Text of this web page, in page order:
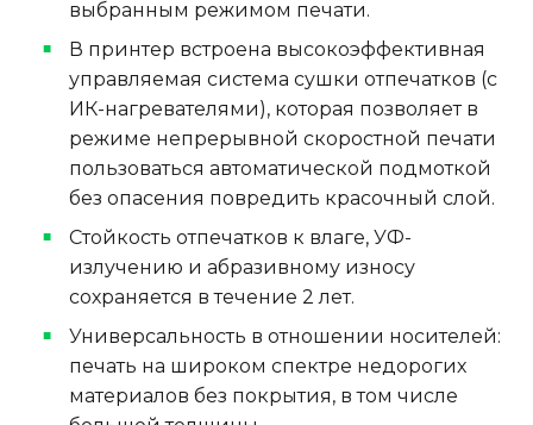
выбранным режимом печати.
В принтер встроена высокоэффективная
управляемая система сушки отпечатков (с
ИК-нагревателями), которая позволяет в
режиме непрерывной скоростной печати
пользоваться автоматической подмоткой
без опасения повредить красочный слой.
Стойкость отпечатков к влаге, УФ-
излучению и абразивному износу
сохраняется в течение 2 лет.
Универсальность в отношении носителей:
печать на широком спектре недорогих
материалов без покрытия, в том числе